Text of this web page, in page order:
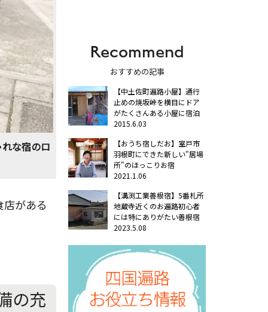
な宿のロ
がある
の充
Recommend
おすすめの記事
【中土佐町遍路小屋】通行
止めの焼坂峠を横目にドア
がたくさんある小屋に宿泊
2015.6.03
【おうち宿しだお】室戸市
羽根町にできた新しい"居場
所"のほっこりお宿
2021.1.06
【溝渕工業善根宿】5番札所
地蔵寺近くのお遍路初心者
には特にありがたい善根宿
2023.5.08